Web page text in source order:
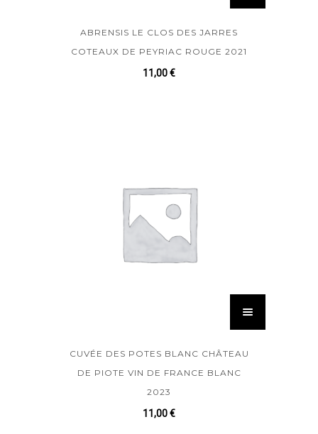
ABRENSIS LE CLOS DES JARRES
COTEAUX DE PEYRIAC ROUGE 2021
11,00€
CUVÉE DES POTES BLANC CHÂTEAU
DE PIOTE VIN DE FRANCE BLANC
2023
11,00€